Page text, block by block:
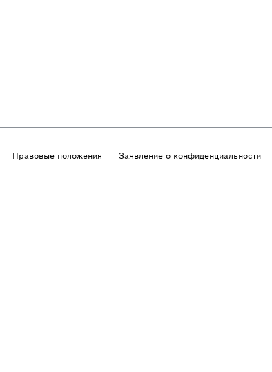
Правовые положения Заявление о конфиденциальности